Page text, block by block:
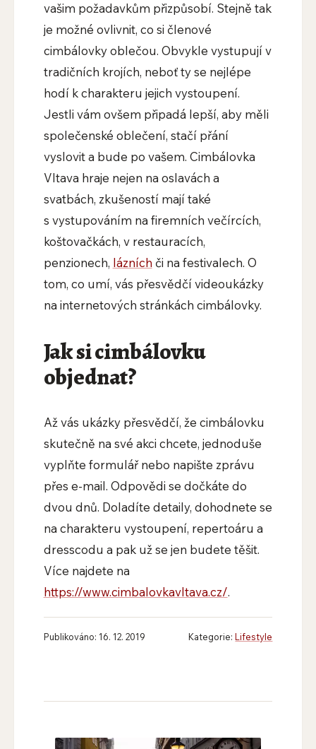
vašim požadavkům přizpůsobí. Stejně tak
je možné ovlivnit, co si členové
cimbálovky oblečou. Obvykle vystupují v
tradičních krojích, neboť ty se nejlépe
hodí k charakteru jejich vystoupení.
Jestli vám ovšem připadá lepší, aby měli
společenské oblečení, stačí přání
vyslovit a bude po vašem. Cimbálovka
Vltava hraje nejen na oslavách a
svatbách, zkušeností mají také
s vystupováním na firemních večírcích,
koštovačkách, v restauracích,
penzionech, lázních či na festivalech. O
tom, co umí, vás přesvědčí videoukázky
na internetových stránkách cimbálovky.
Jak si cimbálovku
objednat?
Až vás ukázky přesvědčí, že cimbálovku
skutečně na své akci chcete, jednoduše
vyplňte formulář nebo napište zprávu
přes e-mail. Odpovědi se dočkáte do
dvou dnů. Doladíte detaily, dohodnete se
na charakteru vystoupení, repertoáru a
dresscodu a pak už se jen budete těšit.
Více najdete na
https://www.cimbalovkavltava.cz/.
Publikováno: 16. 12. 2019 Kategorie:Lifestyle